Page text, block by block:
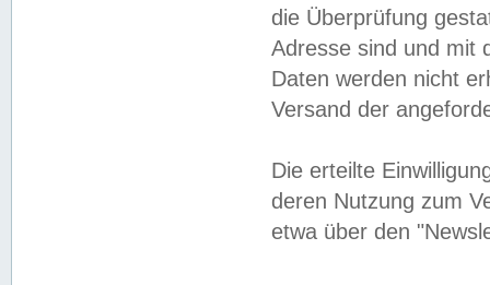
die Überprüfung
Adresse sind und mit
Daten werden nicht
Versand der
Die erteilte
deren Nutzung zum
etwa über den